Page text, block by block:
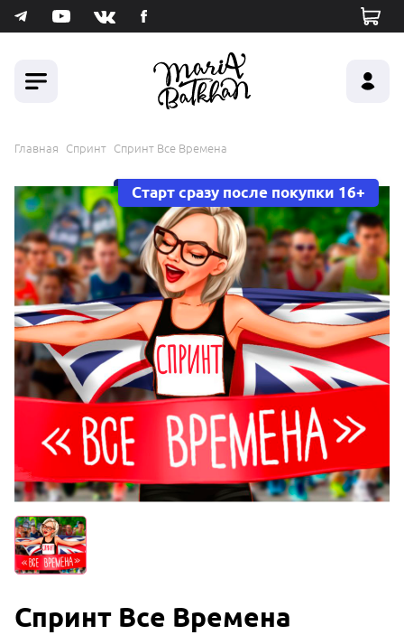
Главная Спринт Спринт Все Времена
Старт сразу после покупки 16+
Спринт Все Времена